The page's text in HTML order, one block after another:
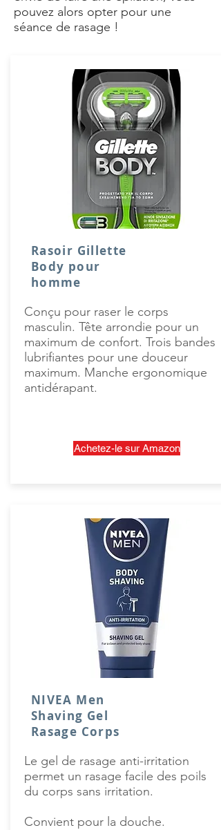
pouvez alors opter pour une
séance de rasage !
Rasoir Gillette
Body pour
homme
Conçu pour raser le corps
masculin. Tête arrondie pour un
maximum de confort. Trois bandes
lubrifiantes pour une douceur
maximum. Manche ergonomique
antidérapant.
Achetez-le sur Amazon
NIVEA Men
Shaving Gel
Rasage Corps
Le gel de rasage anti-irritation
permet un rasage facile des poils
du corps sans irritation.
Convient pour la douche.